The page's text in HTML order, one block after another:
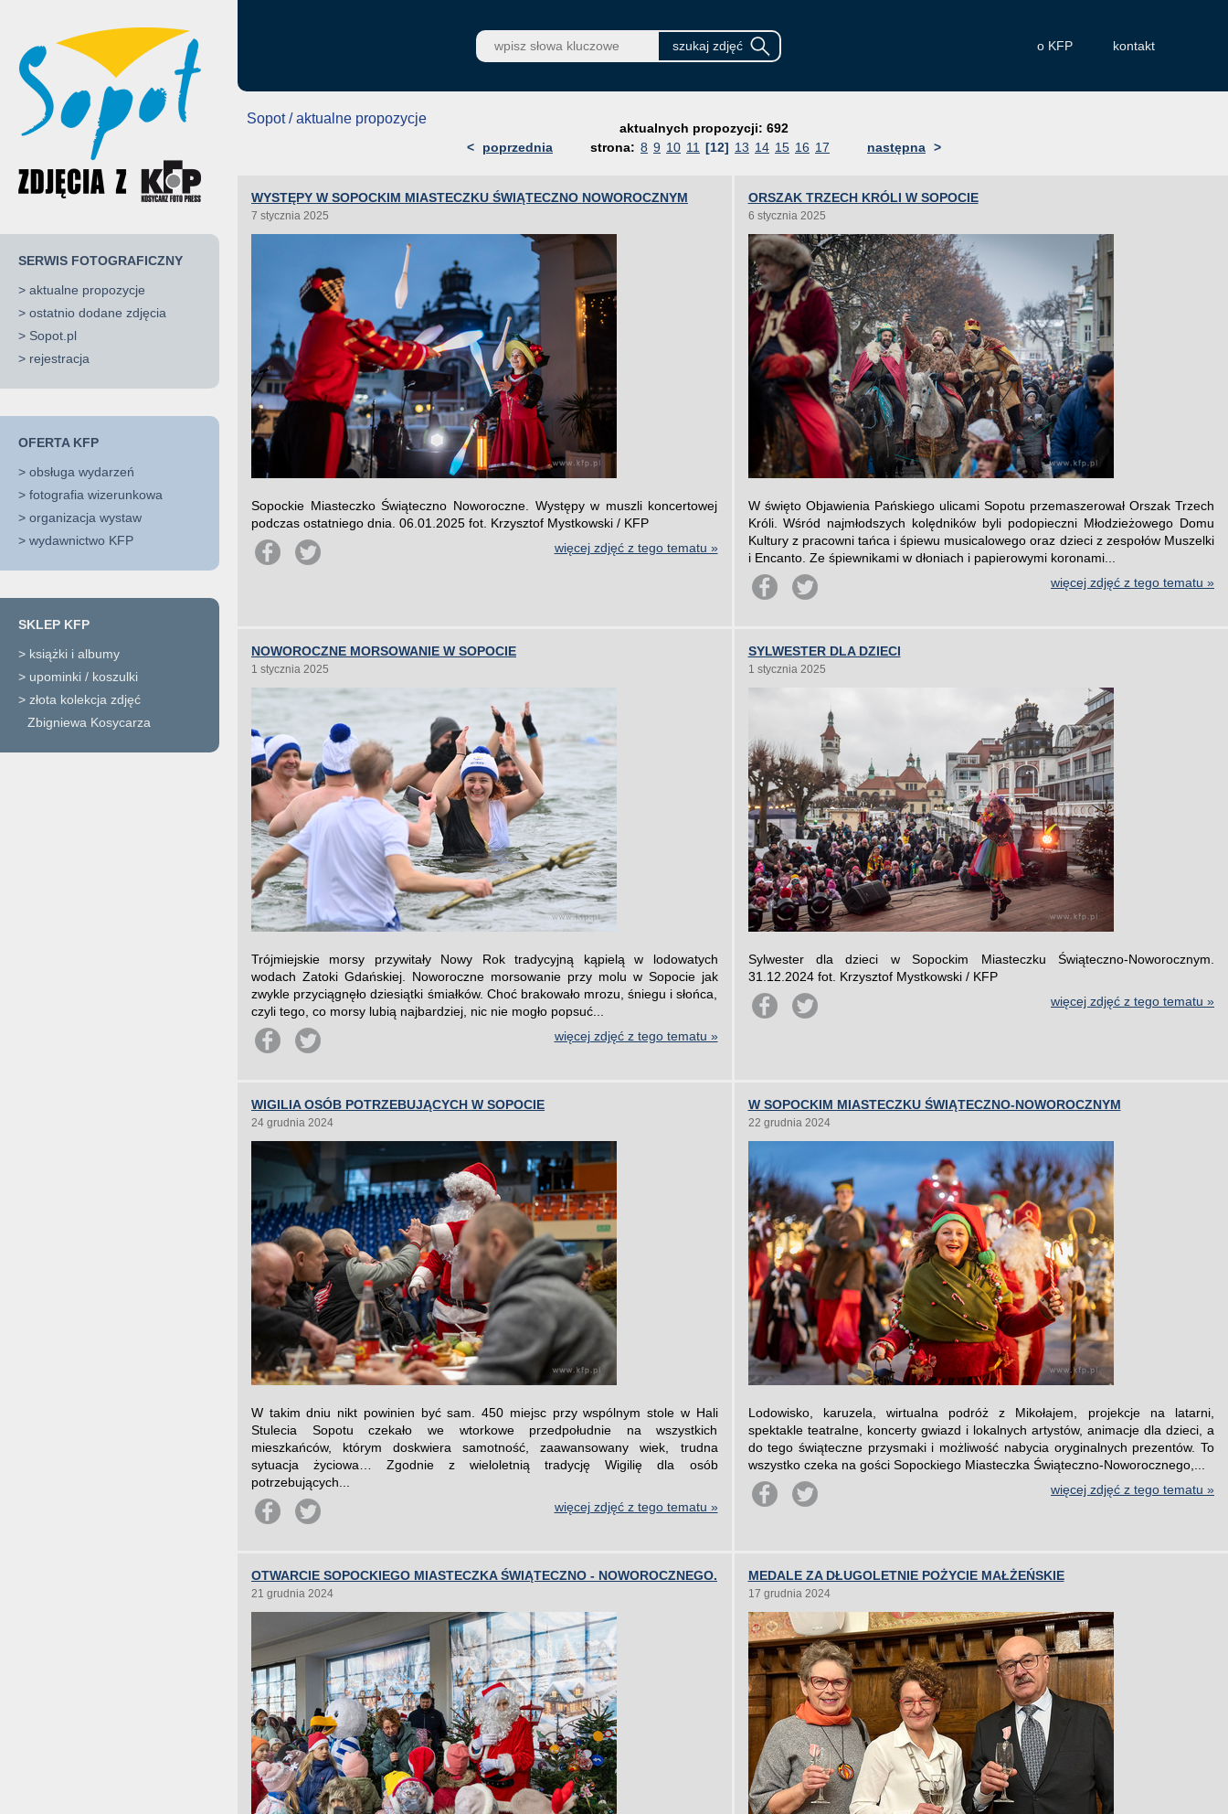
SERWIS FOTOGRAFICZNY
> aktualne propozycje
> ostatnio dodane zdjęcia
> Sopot.pl
> rejestracja
OFERTA KFP
> obsługa wydarzeń
> fotografia wizerunkowa
> organizacja wystaw
> wydawnictwo KFP
SKLEP KFP
> książki i albumy
> upominki / koszulki
> złota kolekcja zdjęć
Zbigniewa Kosycarza
o KFP kontakt
Sopot / aktualne propozycje
aktualnych propozycji: 692
<
poprzednia strona: 8 9 10 11 [12] 13 14 15 16 17 następna >
WYSTĘPY W SOPOCKIM MIASTECZKU ŚWIĄTECZNO NOWOROCZNYM
7 stycznia 2025
Sopockie Miasteczko Świąteczno Noworoczne. Występy w muszli koncertowej
podczas ostatniego dnia. 06.01.2025 fot. Krzysztof Mystkowski / KFP
więcej zdjęć z tego tematu »
ORSZAK TRZECH KRÓLI W SOPOCIE
6 stycznia 2025
W święto Objawienia Pańskiego ulicami Sopotu przemaszerował Orszak Trzech
Króli. Wśród najmłodszych kolędników byli podopieczni Młodzieżowego Domu
Kultury z pracowni tańca i śpiewu musicalowego oraz dzieci z zespołów Muszelki
i Encanto. Ze śpiewnikami w dłoniach i papierowymi koronami...
więcej zdjęć z tego tematu »
NOWOROCZNE MORSOWANIE W SOPOCIE
1 stycznia 2025
Trójmiejskie morsy przywitały Nowy Rok tradycyjną kąpielą w lodowatych
wodach Zatoki Gdańskiej. Noworoczne morsowanie przy molu w Sopocie jak
zwykle przyciągnęło dziesiątki śmiałków. Choć brakowało mrozu, śniegu i słońca,
czyli tego, co morsy lubią najbardziej, nic nie mogło popsuć...
więcej zdjęć z tego tematu »
SYLWESTER DLA DZIECI
1 stycznia 2025
Sylwester dla dzieci w Sopockim Miasteczku Świąteczno-Noworocznym.
31.12.2024 fot. Krzysztof Mystkowski / KFP
więcej zdjęć z tego tematu »
WIGILIA OSÓB POTRZEBUJĄCYCH W SOPOCIE
24 grudnia 2024
W takim dniu nikt powinien być sam. 450 miejsc przy wspólnym stole w Hali
Stulecia Sopotu czekało we wtorkowe przedpołudnie na wszystkich
mieszkańców, którym doskwiera samotność, zaawansowany wiek, trudna
sytuacja życiowa… Zgodnie z wieloletnią tradycję Wigilię dla osób
potrzebujących...
więcej zdjęć z tego tematu »
W SOPOCKIM MIASTECZKU ŚWIĄTECZNO-NOWOROCZNYM
22 grudnia 2024
Lodowisko, karuzela, wirtualna podróż z Mikołajem, projekcje na latarni,
spektakle teatralne, koncerty gwiazd i lokalnych artystów, animacje dla dzieci, a
do tego świąteczne przysmaki i możliwość nabycia oryginalnych prezentów. To
wszystko czeka na gości Sopockiego Miasteczka Świąteczno-Noworocznego,...
więcej zdjęć z tego tematu »
OTWARCIE SOPOCKIEGO MIASTECZKA ŚWIĄTECZNO - NOWOROCZNEGO.
21 grudnia 2024
MEDALE ZA DŁUGOLETNIE POŻYCIE MAŁŻEŃSKIE
17 grudnia 2024